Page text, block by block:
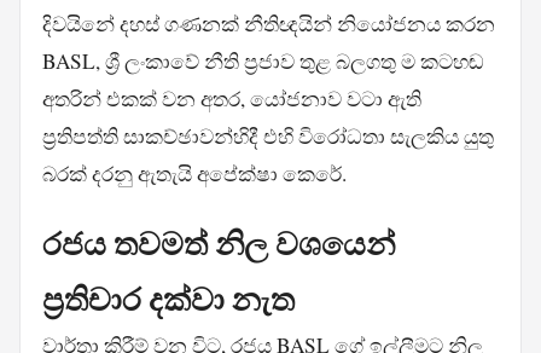
දිවයිනේ දහස් ගණනක් නීතිඥයින් නියෝජනය කරන
BASL, ශ්‍රී ලංකාවේ නීති ප්‍රජාව තුළ බලගතු ම කටහඬ
අතරින් එකක් වන අතර, යෝජනාව වටා ඇති
ප්‍රතිපත්ති සාකච්ඡාවන්හිදී එහි විරෝධතා සැලකිය යුතු
බරක් දරනු ඇතැයි අපේක්ෂා කෙරේ.
රජය තවමත් නිල වශයෙන්
ප්‍රතිචාර දක්වා නැත
වාර්තා කිරීම් වන විට, රජය BASL ගේ ඉල්ලීමට නිල